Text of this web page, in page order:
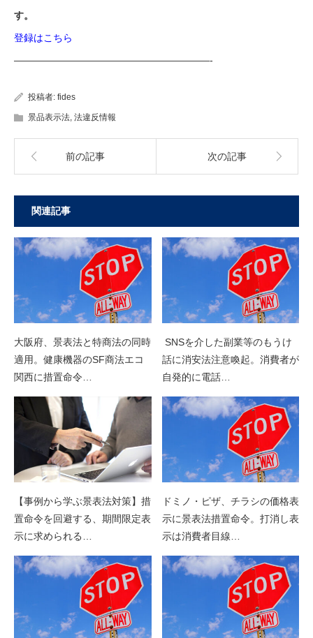
す。
登録はこちら
————————————————————-
投稿者: fides
景品表示法, 法違反情報
前の記事 次の記事
関連記事
大阪府、景表法と特商法の同時
適用。健康機器のSF商法エコ
関西に措置命令…
SNSを介した副業等のもうけ
話に消安法注意喚起。消費者が
自発的に電話…
【事例から学ぶ景表法対策】措
置命令を回避する、期間限定表
示に求められる…
ドミノ・ピザ、チラシの価格表
示に景表法措置命令。打消し表
示は消費者目線…